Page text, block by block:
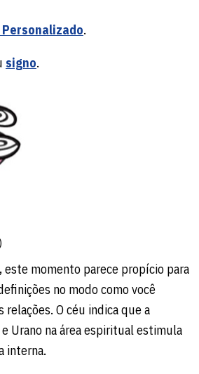
.
signo.
este momento parece propício para
no modo como você
relações. O céu indica que a
Urano na área espiritual estimula
interna.